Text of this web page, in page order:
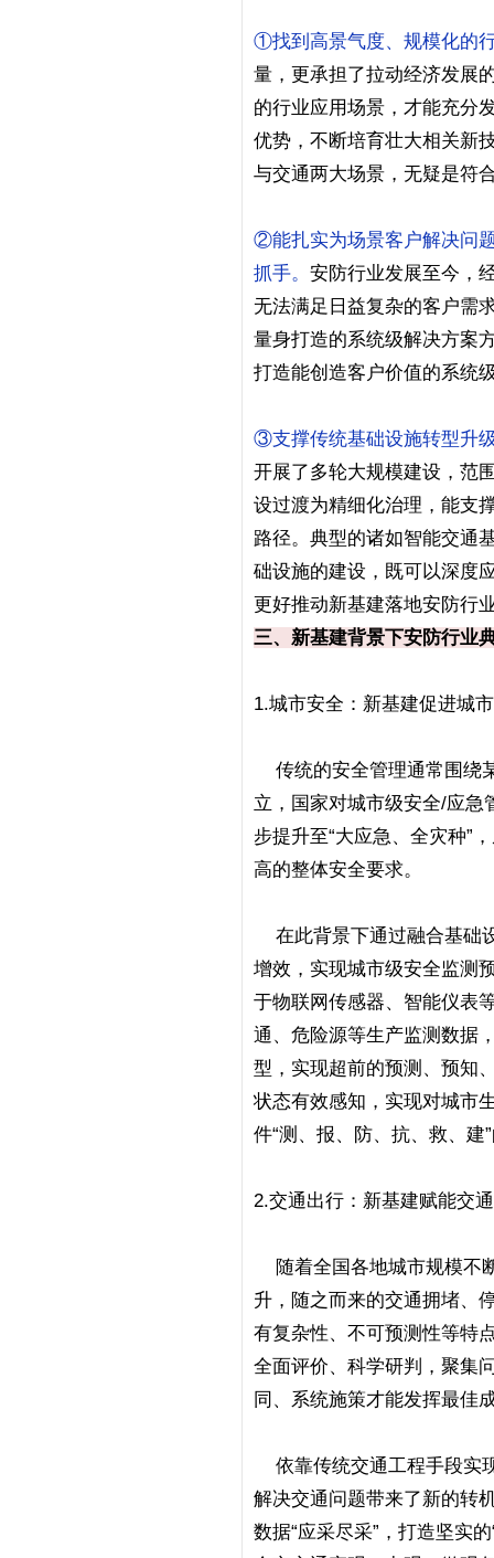
①找到高景气度、规模化的
量，更承担了拉动经济发展
的行业应用场景，才能充分
优势，不断培育壮大相关新
与交通两大场景，无疑是符
②能扎实为场景客户解决问
抓手。 安防行业发展至今，
无法满足日益复杂的客户需
量身打造的系统级解决方案
打造能创造客户价值的系统
③支撑传统基础设施转型升
开展了多轮大规模建设，范
设过渡为精细化治理，能支
路径。典型的诸如智能交通
础设施的建设，既可以深度
更好推动新基建落地安防行
三、新基建背景下安防行业
1.城市安全：新基建促进城
传统的安全管理通常围绕
立，国家对城市级安全/应急
步提升至“大应急、全灾种”
高的整体安全要求。
在此背景下通过融合基础
增效，实现城市级安全监测
于物联网传感器、智能仪表
通、危险源等生产监测数据
型，实现超前的预测、预知
状态有效感知，实现对城市
件“测、报、防、抗、救、
2.交通出行：新基建赋能交
随着全国各地城市规模不
升，随之而来的交通拥堵、
有复杂性、不可预测性等特
全面评价、科学研判，聚集
同、系统施策才能发挥最佳
依靠传统交通工程手段实
解决交通问题带来了新的转
数据“应采尽采”，打造坚实